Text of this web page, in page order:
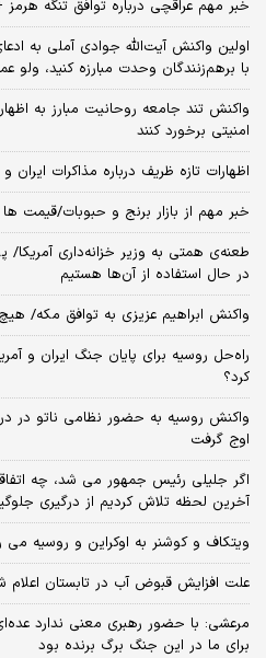
خبر مهم عراقچی درباره توافق تنگه هرمز
اولین واکنش آیت‌الله جوادی آملی به
با برهم‌زنندگان وحدت مبارزه کنید، ولو
واکنش تند جامعه روحانیت مبارز به
امنیتی برخورد کنند
اظهارات تازه ظریف درباره مذاکرات ایران و
خبر مهم از بازار برنج و حبوبات/قیمت ها
طعنه‌ی‌ همتی به وزیر خزانه‌داری
در حال استفاده از آن‌ها هستیم
واکنش ابراهیم عزیزی به توافق مکه/
راه‌حل روسیه برای پایان جنگ ایران و
کرد؟
واکنش روسیه به حضور نظامی ناتو در
اوج گرفت
اگر جلیلی رئیس جمهور می شد، چه
آخرین لحظه تلاش کردیم از درگیری
ویتکاف و کوشنر به اوکراین و روسیه می
علت افزایش قبوض آب در تابستان اعلام
مرعشی: با حضور رهبری معنی ندارد
برای ما در این جنگ برگ برنده بود